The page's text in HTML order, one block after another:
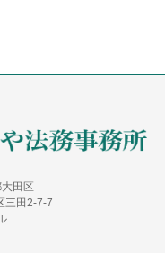
田区
田2-7-7